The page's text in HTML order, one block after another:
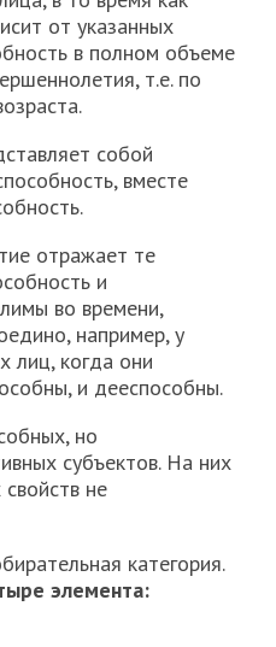
от указанных
в полном объеме
т.е. по
собой
вместе
отражает те
и
во времени,
например, у
лиц, когда они
и дееспособны.
но
субъектов. На них
свойств не
категория.
элемента: